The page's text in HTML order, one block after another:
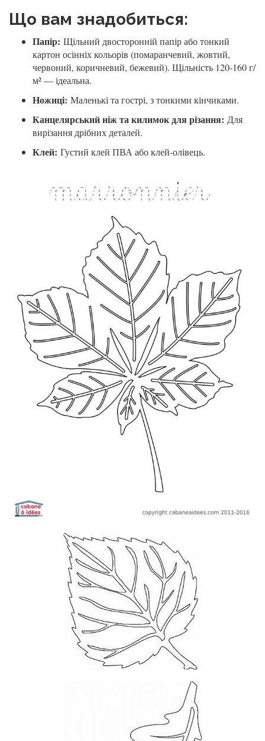
Що вам знадобиться:
Папір: Щільний двосторонній папір або тонкий
картон осінніх кольорів (помаранчевий, жовтий,
червоний, коричневий, бежевий). Щільність 120-160 г/
м² — ідеальна.
Ножиці: Маленькі та гострі, з тонкими кінчиками.
Канцелярський ніж та килимок для різання: Для
вирізання дрібних деталей.
Клей: Густий клей ПВА або клей-олівець.